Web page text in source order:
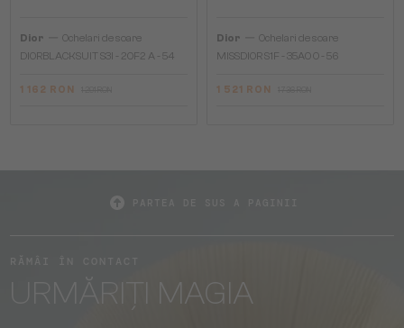
Dior
Ochelari de soare
DIORBLACKSUIT S3I - 20F2 A - 54
1 162 RON
Dior
Ochelari de soare
MISSDIOR S1F - 35A0 O - 56
1 521 RON
URMĂRIȚI MAGIA